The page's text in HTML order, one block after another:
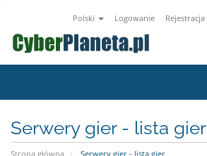
Polski Logowanie Rejestracja
Serwery gier - lista gier
Strona główna Serwery gier - lista gier